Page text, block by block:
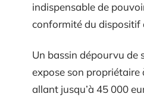
indispensable de
conformité du dispositif
Un bassin dépourvu de
expose son propriétaire
allant jusqu’à 45 000